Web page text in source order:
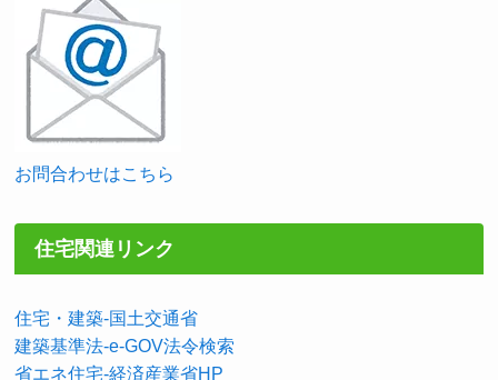
お問合わせはこちら
住宅関連リンク
住宅・建築-国土交通省
建築基準法-e-GOV法令検索
省エネ住宅-経済産業省HP